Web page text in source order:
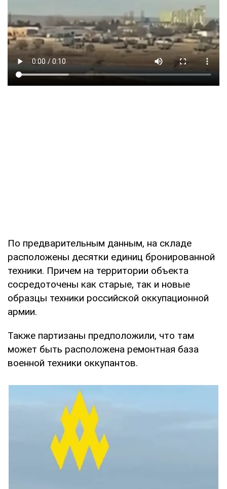
По предварительным данным, на складе
расположены десятки единиц бронированной
техники. Причем на территории объекта
сосредоточены как старые, так и новые
образцы техники российской оккупационной
армии.
Также партизаны предположили, что там
может быть расположена ремонтная база
военной техники оккупантов.